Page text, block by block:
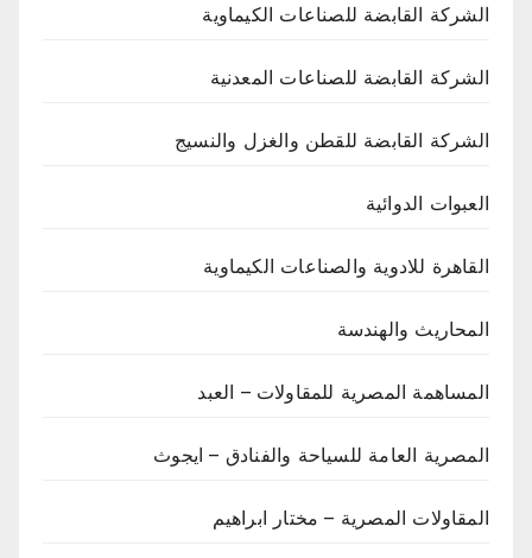
الشركة القابضة للصناعات الكيماوية
الشركة القابضة للصناعات المعدنية
الشركة القابضة للقطن والغزل والنسيج
العبوات الدوائية
القاهرة للادوية والصناعات الكيماوية
المحاريث والهندسة
المساهمة المصرية للمقاولات – العبد
المصرية العامة للسياحة والفنادق – ايجوث
المقاولات المصرية – مختار ابراهيم